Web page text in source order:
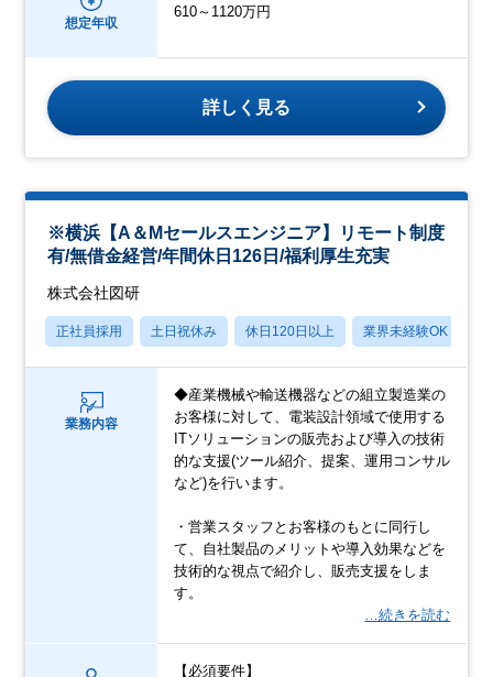
想定年収
610～1120万円
詳しく見る
※横浜【A＆Mセールスエンジニア】リモート制度
有/無借金経営/年間休日126日/福利厚生充実
株式会社図研
正社員採用 土日祝休み 休日120日以上 業界未経験OK
業務内容
◆産業機械や輸送機器などの組立製造業の
お客様に対して、電装設計領域で使用する
ITソリューションの販売および導入の技術
的な支援(ツール紹介、提案、運用コンサル
など)を行います。
・営業スタッフとお客様のもとに同行し
て、自社製品のメリットや導入効果などを
技術的な視点で紹介し、販売支援をしま
す。
…続きを読む
【必須要件】